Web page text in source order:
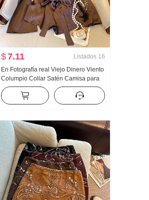
$7.11 Listados 16
En Fotografía real Viejo Dinero Viento
Columpio Collar Satén Camisa para
mujer Otoño Invierno Estilo francés
Diseño Con cordones Camisa
Ajustado Entallado Top